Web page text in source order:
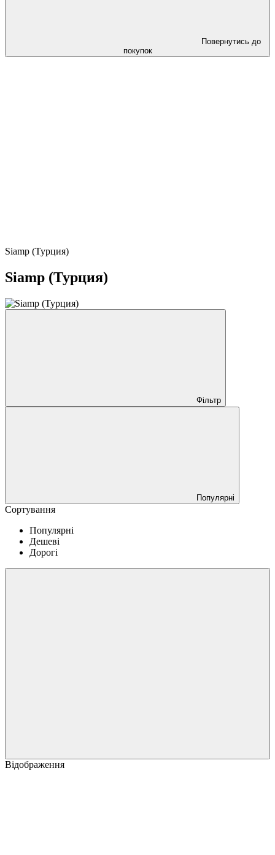
Повернутись до
покупок
Siamp (Турция)
Siamp (Турция)
Фільтр
Популярні
Сортування
Популярні
Дешеві
Дорогі
Відображення